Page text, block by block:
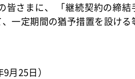
皆さまに、 「継続契約の締結
一定期間の猶予措置を設ける
月25日）